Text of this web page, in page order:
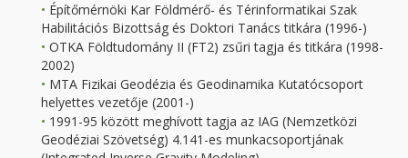
Építőmérnöki Kar Földmérő- és Térinformatikai Szak
Habilitációs Bizottság és Doktori Tanács titkára (1996-)
OTKA Földtudomány II (FT2) zsűri tagja és titkára (1998-
2002)
MTA Fizikai Geodézia és Geodinamika Kutatócsoport
helyettes vezetője (2001-)
1991-95 között meghívott tagja az IAG (Nemzetközi
Geodéziai Szövetség) 4.141-es munkacsoportjának